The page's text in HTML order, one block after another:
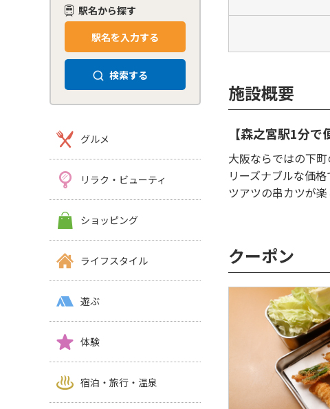
駅名から探す
駅名を入力する
検索する
グルメ
リラク・ビューティ
ショッピング
ライフスタイル
遊ぶ
体験
宿泊・旅行・温泉
施設概要
【森之宮駅1分
大阪ならではの下
リーズナブルな価
ツアツの串カツが
クーポン